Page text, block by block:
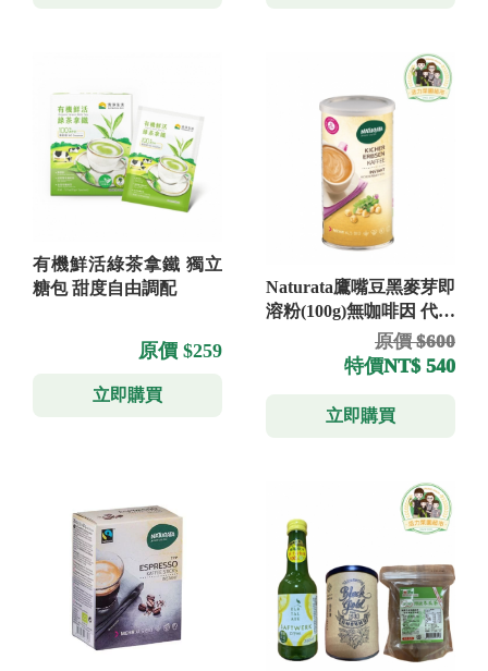
有機鮮活綠茶拿鐵 獨立
糖包 甜度自由調配
原價 $259
立即購買
Naturata鷹嘴豆黑麥芽即
溶粉(100g)無咖啡因 代替
原價 $600
特價NT$ 540
立即購買